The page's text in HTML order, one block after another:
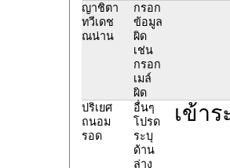
ญาชิตา
ทวีเดช
ณน่าน
กรอก
ข้อมูล
ผิด
เช่น
กรอก
เมล์
ผิด
ปริเยศ
ถนอม
รอด
อื่นๆ
โปรด
ระบุ
ด้าน
ล่าง
เข้า